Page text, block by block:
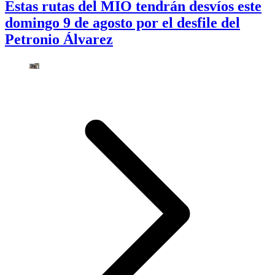
Estas rutas del MIO tendrán desvíos este
domingo 9 de agosto por el desfile del
Petronio Álvarez